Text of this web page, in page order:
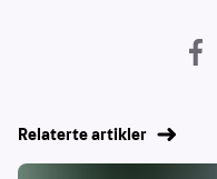
Relaterte artikler